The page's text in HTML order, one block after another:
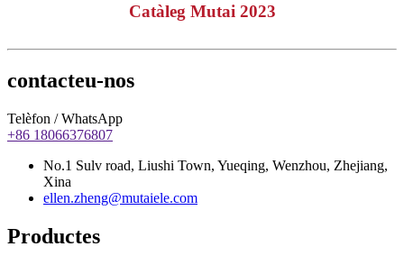
Catàleg Mutai 2023
contacteu-nos
Telèfon / WhatsApp
+86 18066376807
No.1 Sulv road, Liushi Town, Yueqing, Wenzhou, Zhejiang,
Xina
ellen.zheng@mutaiele.com
Productes